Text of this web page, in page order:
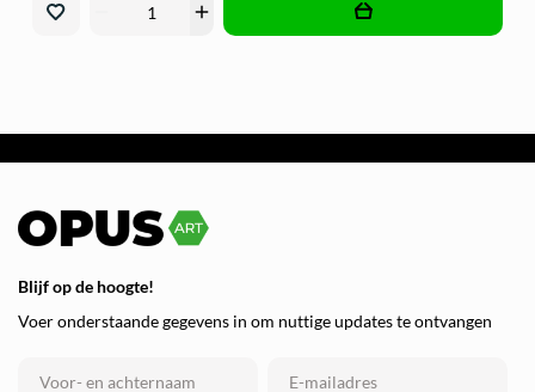
add
Blijf op de hoogte!
Voer onderstaande gegevens in om nuttige updates te ontvangen